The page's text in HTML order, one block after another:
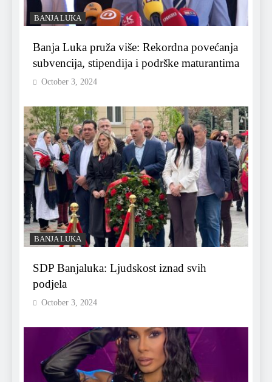
BANJA LUKA
Banja Luka pruža više: Rekordna povećanja
subvencija, stipendija i podrške maturantima
October 3, 2024
BANJA LUKA
SDP Banjaluka: Ljudskost iznad svih
podjela
October 3, 2024